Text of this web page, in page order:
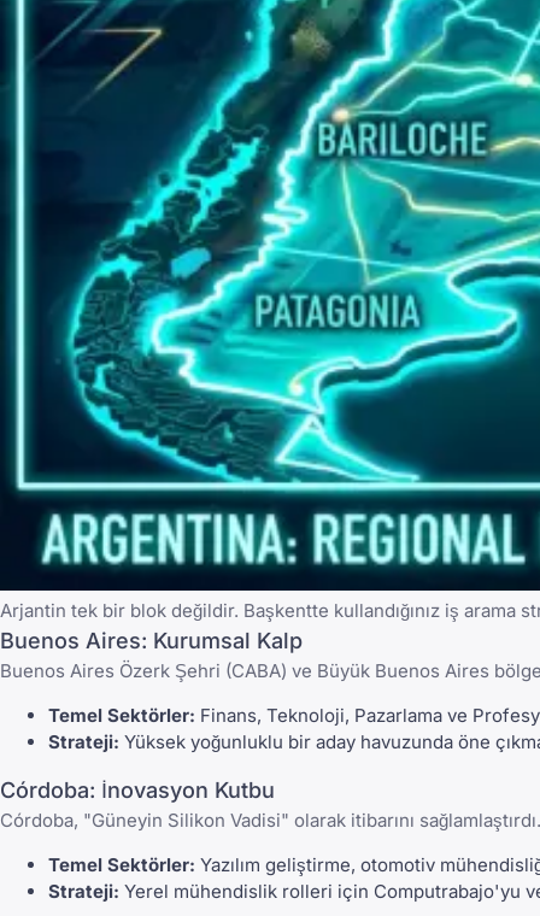
Arjantin tek bir blok değildir. Başkentte kullandığınız iş arama
Buenos Aires: Kurumsal Kalp
Buenos Aires Özerk Şehri (CABA) ve Büyük Buenos Aires
Temel Sektörler: Finans, Teknoloji, Pazarlama ve
Strateji: Yüksek yoğunluklu bir aday havuzunda öne
Córdoba: İnovasyon Kutbu
Córdoba, "Güneyin Silikon Vadisi" olarak itibarını sağlamlaştırdı.
Temel Sektörler: Yazılım geliştirme, otomotiv
Strateji: Yerel mühendislik rolleri için Computrabajo'yu